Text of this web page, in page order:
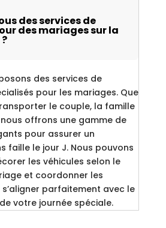
des services de
des mariages sur la
des services de
pour les mariages. Que
le couple, la famille
offrons une gamme de
pour assurer un
faille le jour J. Nous pouvons
les véhicules selon le
et coordonner les
parfaitement avec le
votre journée spéciale.